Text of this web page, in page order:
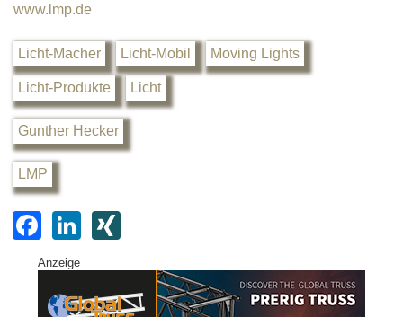
www.lmp.de
Licht-Macher Licht-Mobil Moving Lights
Licht-Produkte Licht
Gunther Hecker
LMP
F
a
c
e
Li
k
e
G
Anzeige